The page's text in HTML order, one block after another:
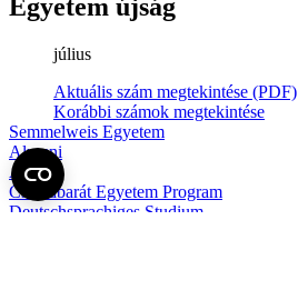
Egyetem újság
július
Aktuális szám megtekintése (PDF)
Korábbi számok megtekintése
Semmelweis Egyetem
Alumni
AVIR
Családbarát Egyetem Program
Deutschsprachiges Studium